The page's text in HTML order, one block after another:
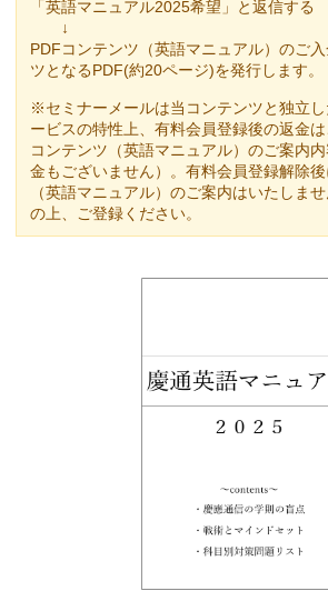
「英語マニュアル2025希望」と返信する
↓
PDFコンテンツ（英語マニュアル）のご
ツとなるPDF(約20ページ)を発行します。
※セミナーメールは当コンテンツと独立
ービスの特性上、有料会員登録後の返金
コンテンツ（英語マニュアル）のご案内
金もございません）。有料会員登録解除
（英語マニュアル）のご案内はいたしま
の上、ご登録ください。